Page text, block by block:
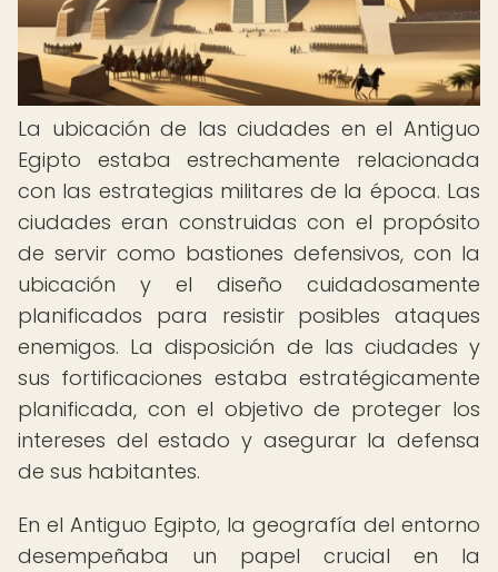
La ubicación de las ciudades en el Antiguo
Egipto estaba estrechamente relacionada
con las estrategias militares de la época. Las
ciudades eran construidas con el propósito
de servir como bastiones defensivos, con la
ubicación y el diseño cuidadosamente
planificados para resistir posibles ataques
enemigos. La disposición de las ciudades y
sus fortificaciones estaba estratégicamente
planificada, con el objetivo de proteger los
intereses del estado y asegurar la defensa
de sus habitantes.
En el Antiguo Egipto, la geografía del entorno
desempeñaba un papel crucial en la